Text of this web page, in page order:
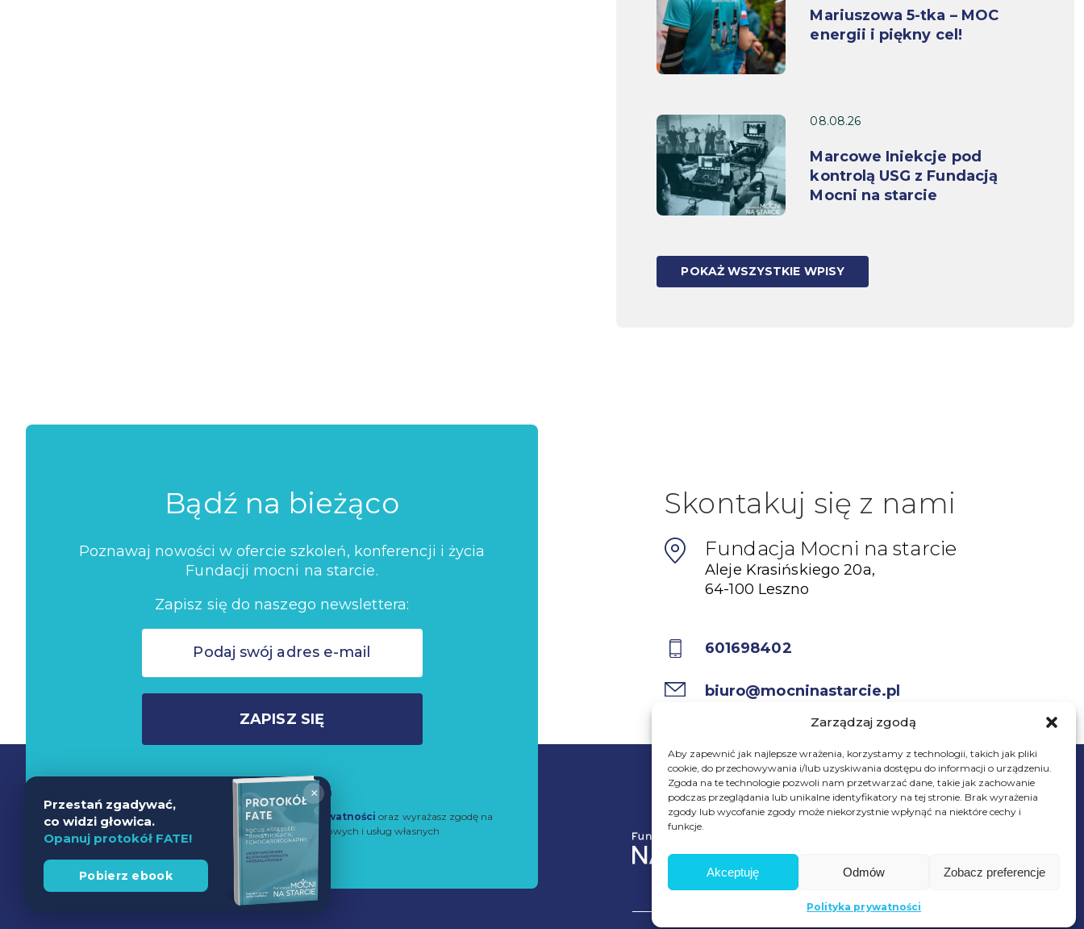
Zarządzaj zgodą
Aby zapewnić jak najlepsze wrażenia, korzystamy z technologii, takich jak pliki
cookie, do przechowywania i/lub uzyskiwania dostępu do informacji o urządzeniu.
Zgoda na te technologie pozwoli nam przetwarzać dane, takie jak zachowanie
podczas przeglądania lub unikalne identyfikatory na tej stronie. Brak wyrażenia
zgody lub wycofanie zgody może niekorzystnie wpłynąć na niektóre cechy i
funkcje.
Akceptuję Odmów Zobacz preferencje
Polityka prywatności
Mariuszowa 5-tka – MOC
energii i piękny cel!
08.08.26
Marcowe Iniekcje pod
kontrolą USG z Fundacją
Mocni na starcie
POKAŻ WSZYSTKIE WPISY
Bądź na bieżąco
Poznawaj nowości w ofercie szkoleń, konferencji i życia
Fundacji mocni na starcie.
Zapisz się do naszego newslettera:
ZAPISZ SIĘ
Nie wysyłamy spamu
Zapisując się do newslettera akceptujeszPolitykę Prywatności oraz wyrażasz zgodę na
przetwarzanie danych w celach marketingowych i usług własnych
Skontakuj się z nami
Fundacja Mocni na starcie
Aleje Krasińskiego 20a,
64-100 Leszno
601698402
biuro@mocninastarcie.pl
Wesprzyj
fundację
×
Przestań zgadywać,
co widzi głowica.
Opanuj protokół FATE!
Pobierz ebook